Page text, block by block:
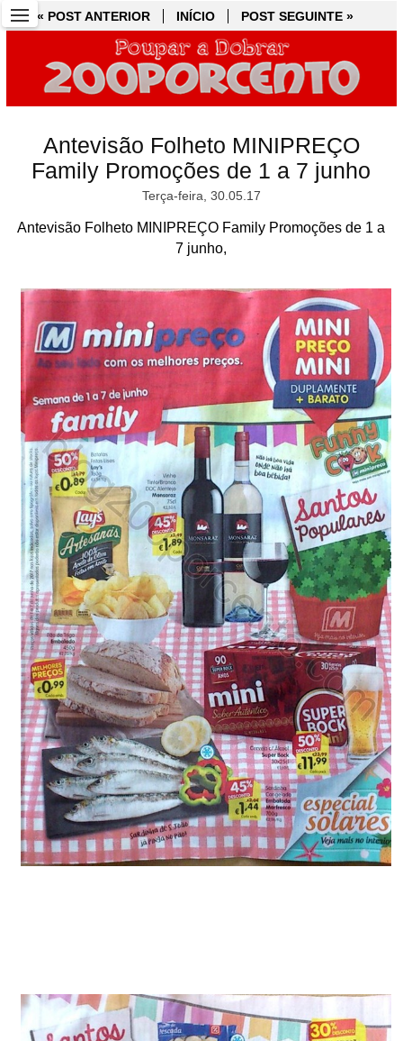
« POST ANTERIOR INÍCIO POST SEGUINTE »
Antevisão Folheto MINIPREÇO
Family Promoções de 1 a 7 junho
Terça-feira, 30.05.17
Antevisão Folheto MINIPREÇO Family Promoções de 1 a
7 junho,
« POST ANTERIOR INÍCIO POST SEGUINTE »